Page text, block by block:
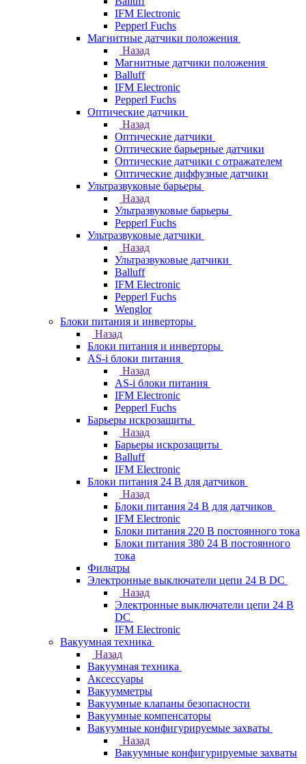
IFM Electronic
Pepperl Fuchs
Магнитные датчики положения
Назад
Магнитные датчики положения
Balluff
IFM Electronic
Pepperl Fuchs
Оптические датчики
Назад
Оптические датчики
Оптические барьерные датчики
Оптические датчики с отражателем
Оптические диффузные датчики
Ультразвуковые барьеры
Назад
Ультразвуковые барьеры
Pepperl Fuchs
Ультразвуковые датчики
Назад
Ультразвуковые датчики
Balluff
IFM Electronic
Pepperl Fuchs
Wenglor
Блоки питания и инверторы
Назад
Блоки питания и инверторы
AS-i блоки питания
Назад
AS-i блоки питания
IFM Electronic
Pepperl Fuchs
Барьеры искрозащиты
Назад
Барьеры искрозащиты
Balluff
IFM Electronic
Блоки питания 24 В для датчиков
Назад
Блоки питания 24 В для датчиков
IFM Electronic
Блоки питания 220 В постоянного тока
Блоки питания 380 24 В постоянного
тока
Фильтры
Электронные выключатели цепи 24 В DC
Назад
Электронные выключатели цепи 24 В
DC
IFM Electronic
Вакуумная техника
Назад
Вакуумная техника
Аксессуары
Вакуумметры
Вакуумные клапаны безопасности
Вакуумные компенсаторы
Вакуумные конфигурируемые захваты
Назад
Вакуумные конфигурируемые захваты